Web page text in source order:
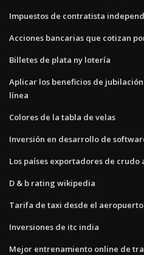
Impuestos de contratista
Acciones bancarias que cotizan
Billetes de plata ny lotería
Aplicar los beneficios de
línea
Colores de la tabla de velas
Inversión en desarrollo de
Los países exportadores de crudo
D & b rating wikipedia
Tarifa de taxi desde el
Inversiones de itc india
Mejor entrenamiento online de